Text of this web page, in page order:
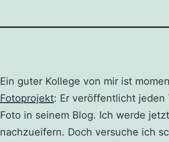
Ein guter Kollege von mir ist
Fotoprojekt: Er veröffentlicht jeden
Foto in seinem Blog. Ich werde
nachzueifern. Doch versuche ich